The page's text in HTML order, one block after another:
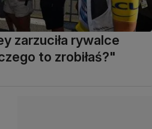
zarzuciła rywalce
to zrobiłaś?"